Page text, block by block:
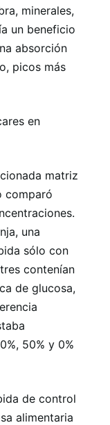
minerales,
un beneficio
absorción
picos más
en
matriz
comparó
una
sólo con
contenían
de glucosa,
50% y 0%
de control
alimentaria